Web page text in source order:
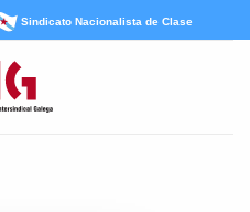
Sindicato Nacionalista de Clase